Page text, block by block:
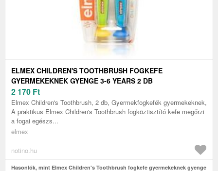
ELMEX CHILDREN'S TOOTHBRUSH FOGKEFE
GYERMEKEKNEK GYENGE 3-6 YEARS 2 DB
2 170 Ft
Elmex Children's Toothbrush, 2 db, Gyermekfogkefék gyermekeknek,
A praktikus Elmex Children's Toothbrush fogköztisztító kefe megőrzi
a fogai egészs...
elmex
notino.hu
Hasonlók, mint Elmex Children's Toothbrush fogkefe gyermekeknek gyenge